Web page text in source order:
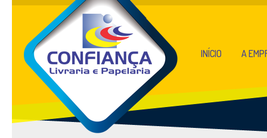
INÍCIO A